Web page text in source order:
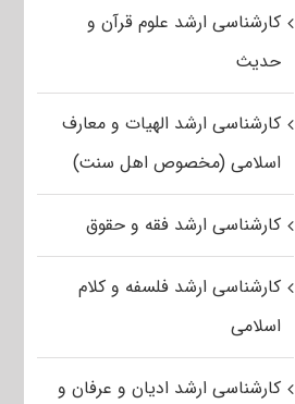
کارشناسی ارشد علوم قرآن و
حدیث
کارشناسی ارشد الهیات و معارف
اسلامی (مخصوص اهل سنت)
کارشناسی ارشد فقه و حقوق
کارشناسی ارشد فلسفه و کلام
اسلامی
کارشناسی ارشد ادیان و عرفان و